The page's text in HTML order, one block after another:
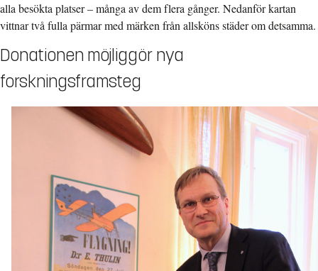
alla besökta platser – många av dem flera gånger. Nedanför kartan
vittnar två fulla pärmar med märken från allsköns städer om detsamma.
Donationen möjliggör nya
forskningsframsteg